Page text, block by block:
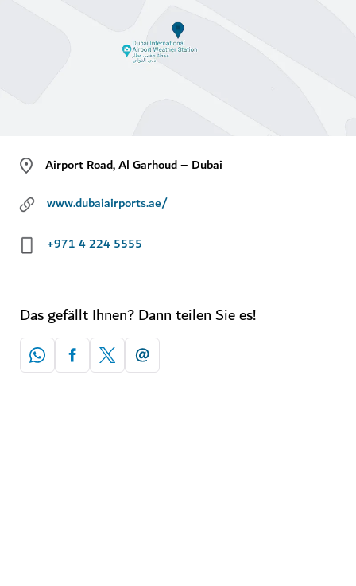
Airport Road, Al Garhoud – Dubai
www.dubaiairports.ae/
+971 4 224 5555
Das gefällt Ihnen? Dann teilen Sie es!